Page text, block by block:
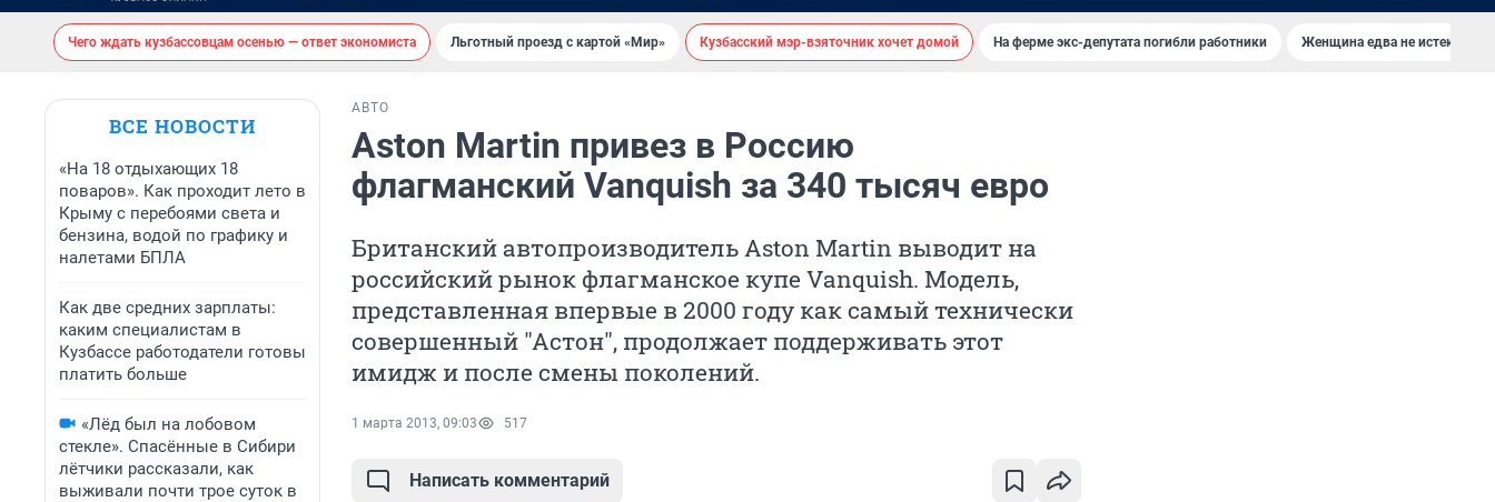
Чего ждать кузбассовцам осенью — ответ экономиста Льготный проезд с картой «Мир» Кузбасский мэр-взяточник хочет домой На ферме экс-депутата погибли работники Женщина едва не истекла
ВСЕ НОВОСТИ
«На 18 отдыхающих 18
поваров». Как проходит лето в
Крыму с перебоями света и
бензина, водой по графику и
налетами БПЛА
Как две средних зарплаты:
каким специалистам в
Кузбассе работодатели готовы
платить больше
«Лёд был на лобовом
стекле». Спасённые в Сибири
лётчики рассказали, как
выживали почти трое суток в
АВТО
Aston Martin привез в Россию
флагманский Vanquish за 340 тысяч евро
Британский автопроизводитель Aston Martin выводит на
российский рынок флагманское купе Vanquish. Модель,
представленная впервые в 2000 году как самый технически
совершенный "Астон", продолжает поддерживать этот
имидж и после смены поколений.
1 марта 2013, 09:03 517
Написать комментарий